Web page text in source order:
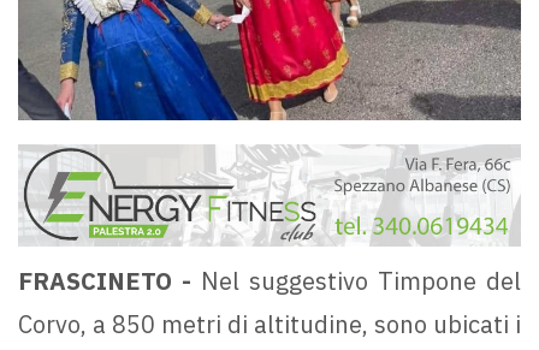
FRASCINETO - Nel suggestivo Timpone del
Corvo, a 850 metri di altitudine, sono ubicati i